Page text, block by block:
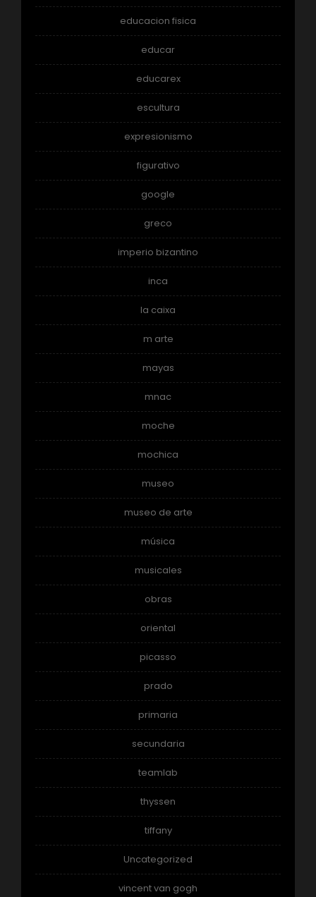
educacion fisica
educar
educarex
escultura
expresionismo
figurativo
google
greco
imperio bizantino
inca
la caixa
m arte
mayas
mnac
moche
mochica
museo
museo de arte
música
musicales
obras
oriental
picasso
prado
primaria
secundaria
teamlab
thyssen
tiffany
Uncategorized
vincent van gogh